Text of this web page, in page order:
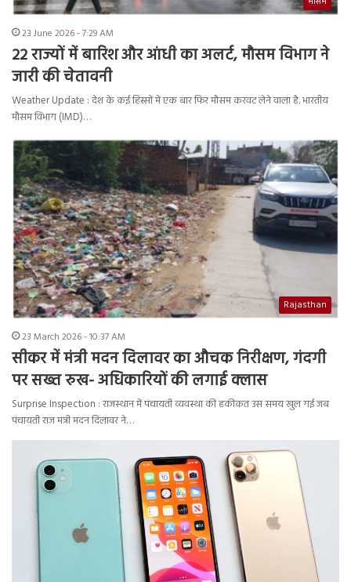
23 June 2026 - 7:29 AM
22 राज्यों में बारिश और आंधी का अलर्ट, मौसम विभाग ने
जारी की चेतावनी
Weather Update : देश के कई हिस्सों में एक बार फिर मौसम करवट लेने वाला है. भारतीय
मौसम विभाग (IMD)…
Rajasthan
23 March 2026 - 10:37 AM
सीकर में मंत्री मदन दिलावर का औचक निरीक्षण, गंदगी
पर सख्त रुख- अधिकारियों की लगाई क्लास
Surprise Inspection : राजस्थान में पंचायती व्यवस्था की हकीकत उस समय खुल गई जब
पंचायती राज मंत्री मदन दिलावर ने…